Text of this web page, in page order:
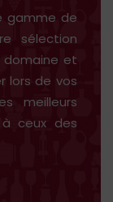
gamme de
sélection
domaine et
lors de vos
meilleurs
ceux des